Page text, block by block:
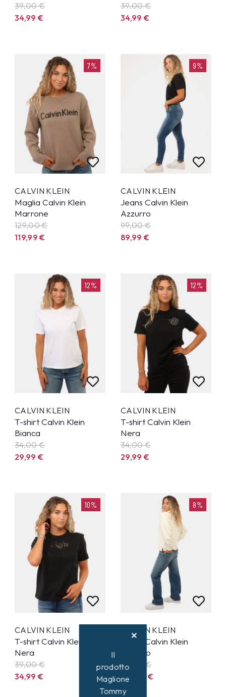
39,00 €
34,99€
39,00 €
34,99€
7%
CALVIN KLEIN
Maglia Calvin Klein
Marrone
129,00 €
119,99€
9%
CALVIN KLEIN
Jeans Calvin Klein
Azzurro
99,00 €
89,99€
12%
CALVIN KLEIN
T-shirt Calvin Klein
Bianca
34,00 €
29,99€
12%
CALVIN KLEIN
T-shirt Calvin Klein
Nera
34,00 €
29,99€
10%
CALVIN KLEIN
T-shirt Calvin Klein
Nera
39,00 €
34,99€
8%
CALVIN KLEIN
Jeans Calvin Klein
Azzurro
119,00 €
109,99€
Il
prodotto
Maglione
Tommy